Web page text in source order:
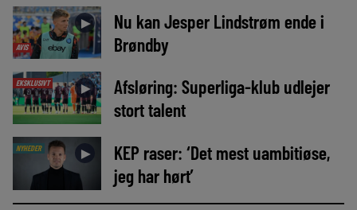
AVIS
►
Nu kan Jesper Lindstrøm ende i
Brøndby
EKSKLUSIVT ►
Afsløring: Superliga-klub udlejer
stort talent
NYHEDER ►
KEP raser: ‘Det mest uambitiøse,
jeg har hørt’